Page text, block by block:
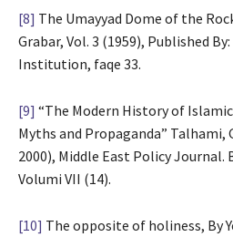
[8] The Umayyad Dome of the
Grabar, Vol. 3 (1959), Published
Institution, faqe 33.
[9] “The Modern History of
Myths and Propaganda” Talhami,
2000), Middle East Policy
Volumi VII (14).
[10] The opposite of holiness, By